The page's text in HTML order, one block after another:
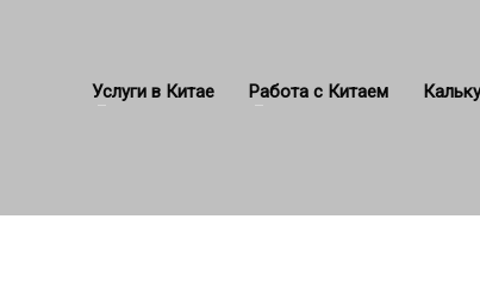
Услуги в Китае Работа с Китаем